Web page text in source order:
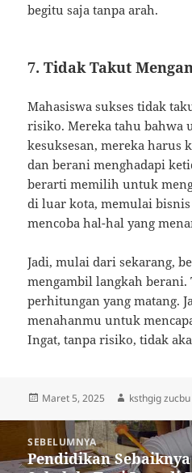
begitu saja tanpa arah.
7. Tidak Takut
Mahasiswa sukses tidak
risiko. Mereka tahu bahwa
kesuksesan, mereka harus
dan berani menghadapi
berarti memilih untuk
di luar kota, memulai bisnis
mencoba hal-hal yang
Jadi, mulai dari sekarang,
mengambil langkah berani.
perhitungan yang matang.
menahanmu untuk
Ingat, tanpa risiko, tidak
Diposkan
Maret 5, 2025 Penulis
ksthgig zucbu
SEBELUMNYA
Pos
Pendidikan